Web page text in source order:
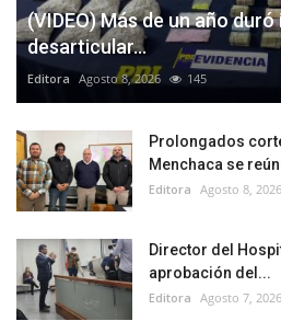
(VIDEO) Más de un año
desarticular...
Editora Agosto 8, 2026 145
Prolongados
Menchaca se
Editora Agosto 8, 2026
Director del
aprobación del...
Editora Agosto 7, 2026